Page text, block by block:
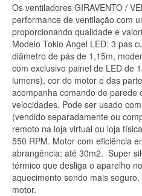
Os ventiladores GIRAVENTO /
performance de ventilação com
proporcionando qualidade e
Modelo Tokio Angel LED: 3 pás
diâmetro de pás de 1,15m,
com exclusivo painel de LED de
lumens), cor do motor e das
acompanha comando de parede
velocidades. Pode ser usado
(vendido separadamente ou
remoto na loja virtual ou loja
550 RPM. Motor com eficiência
abrangência: até 30m2. Super
térmico que desliga o aparelho
aquecimento sendo mais
motor.